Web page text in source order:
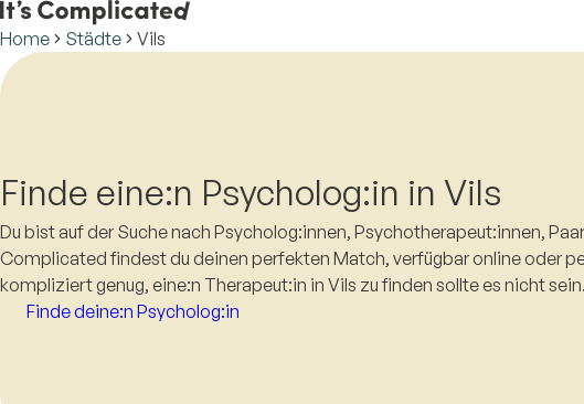
Home Städte Vils
Finde eine:n Psycholog:in in Vils
Du bist auf der Suche nach Psycholog:innen, Psychotherapeut:innen,
Complicated findest du deinen perfekten Match, verfügbar online oder
kompliziert genug, eine:n Therapeut:in in Vils zu finden sollte es nicht sein.
Finde deine:n Psycholog:in